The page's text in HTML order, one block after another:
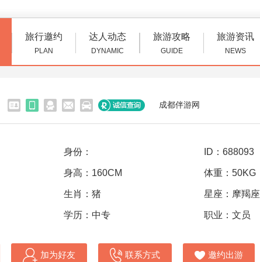
旅行邀约
PLAN
达人动态
DYNAMIC
旅游攻略
GUIDE
旅游资讯
NEWS
成都伴游网
身份： ID：688093
身高：160CM 体重：50KG
生肖：猪 星座：摩羯座
学历：中专 职业：文员
加为好友 联系方式 邀约出游